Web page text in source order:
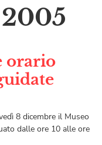
orario
8 dicembre il Museo
dalle ore 10 alle ore